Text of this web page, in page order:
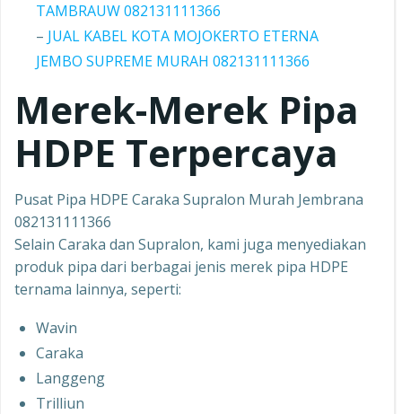
TAMBRAUW 082131111366
– JUAL KABEL KOTA MOJOKERTO ETERNA
JEMBO SUPREME MURAH 082131111366
Merek-Merek Pipa
HDPE Terpercaya
Pusat Pipa HDPE Caraka Supralon Murah Jembrana
082131111366
Selain Caraka dan Supralon, kami juga menyediakan
produk pipa dari berbagai jenis merek pipa HDPE
ternama lainnya, seperti:
Wavin
Caraka
Langgeng
Trilliun